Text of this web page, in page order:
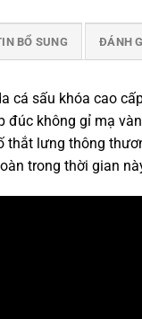
BỔ SUNG ĐÁNH
cá sấu khóa cao
đúc không gỉ mạ
thắt lưng thông
trong thời gian